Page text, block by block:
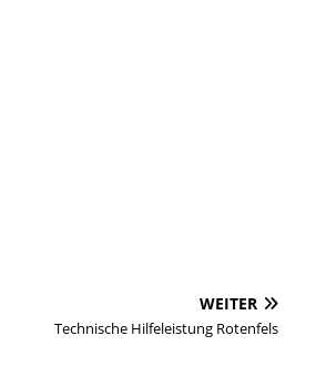
WEITER
Technische Hilfeleistung Rotenfels